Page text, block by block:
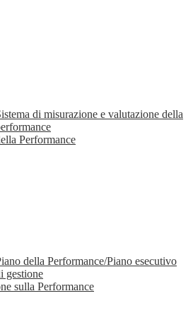
di misurazione e valutazione della
Performance
della Performance/Piano esecutivo
gestione
sulla Performance